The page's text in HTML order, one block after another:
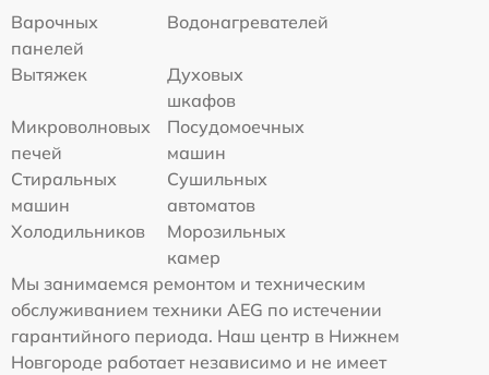
Варочных
панелей
Водонагревателей
Вытяжек
Духовых
шкафов
Микроволновых
печей
Посудомоечных
машин
Стиральных
машин
Сушильных
автоматов
Холодильников
Морозильных
камер
Мы занимаемся ремонтом и техническим
обслуживанием техники AEG по истечении
гарантийного периода. Наш центр в Нижнем
Новгороде работает независимо и не имеет